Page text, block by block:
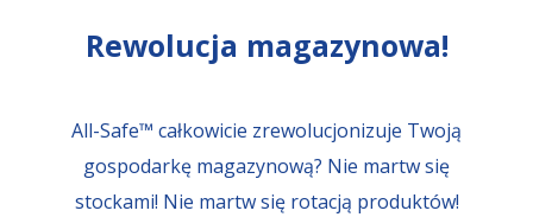
Rewolucja magazynowa!
All-Safe™ całkowicie zrewolucjonizuje Twoją
gospodarkę magazynową? Nie martw się
stockami! Nie martw się rotacją produktów!